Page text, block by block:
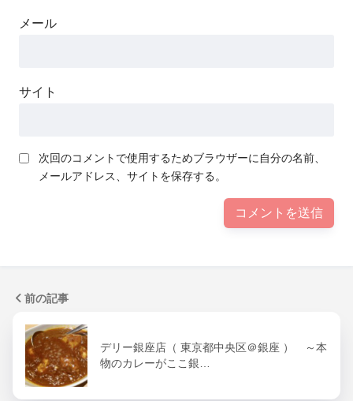
メール
サイト
次回のコメントで使用するためブラウザーに自分の名前、
メールアドレス、サイトを保存する。
前の記事
デリー銀座店（ 東京都中央区＠銀座 ） ～本
物のカレーがここ銀…